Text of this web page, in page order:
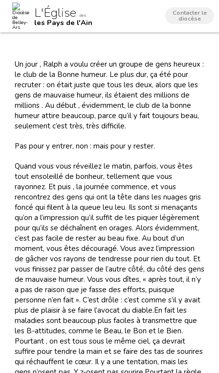
contenu.
Outils
personnels
L'Église dans
les Pays de l'Ain
Contacter le
diocèse
Un jour , Ralph a voulu créer un groupe de gens heureux :
le club de la Bonne humeur. Le plus dur, ça été pour
recruter : on était juste que tous les deux, alors que les
gens de mauvaise humeur, ils étaient des millions de
millions . Au début , évidemment, le club de la bonne
humeur attire beaucoup, parce qu’il y fait toujours beau,
seulement c’est très, très difficile.
Pas pour y entrer, non : mais pour y rester.
Quand vous vous réveillez le matin, parfois, vous êtes
tout ensoleillé de bonheur, tellement que vous
rayonnez. Et puis , la journée commence, et vous
rencontrez des gens qui ont la tête dans les nuages gris
foncé qui filent à la queue leu leu. Ils sont si menaçants
qu’on a l’impression qu’il suffit de les piquer légèrement
pour qu’ils se déchaînent en orages. Alors évidemment,
c’est pas facile de rester au beau fixe. Au bout d’un
moment, vous êtes découragé. Vous avez l’impression
de gâcher vos rayons de tendresse pour rien du tout. Et
vous finissez par passer de l’autre côté, du côté des gens
de mauvaise humeur. Vous vous dîtes, « après tout, il n’y
a pas de raison que je fasse des efforts, puisque
personne n’en fait ». C’est drôle : c’est comme s’il y avait
plus de plaisir à se faire l’avocat du diable.En fait les
maladies sont beaucoup plus faciles à transmettre que
les B-attitudes, comme le Beau, le Bon et le Bien.
Pourtant , on est tous sous le même ciel, ça devrait
suffire pour tendre la main et se faire des tas de sourires
qui réchauffent le cœur. Il y a une tentation, mais les